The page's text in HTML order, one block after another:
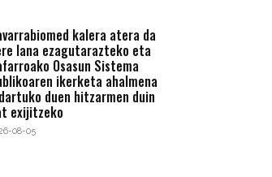
kalera atera da
lana ezagutarazteko eta
Osasun Sistema
ikerketa ahalmena
duen hitzarmen duin
exijitzeko
08-05